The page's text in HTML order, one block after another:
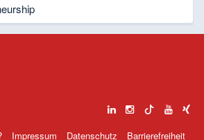
Impressum Datenschutz Barrierefreiheit